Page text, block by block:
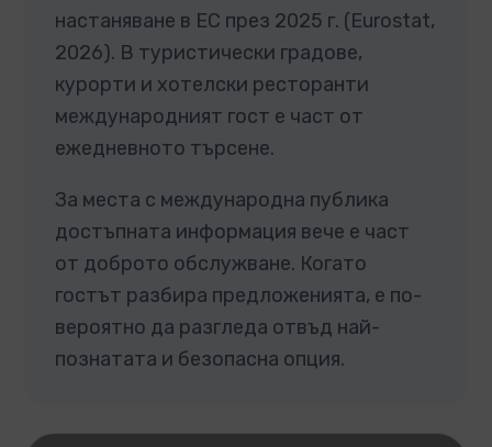
настаняване в ЕС през 2025 г. (Eurostat,
2026). В туристически градове,
курорти и хотелски ресторанти
международният гост е част от
ежедневното търсене.
За места с международна публика
достъпната информация вече е част
от доброто обслужване. Когато
гостът разбира предложенията, е по-
вероятно да разгледа отвъд най-
познатата и безопасна опция.